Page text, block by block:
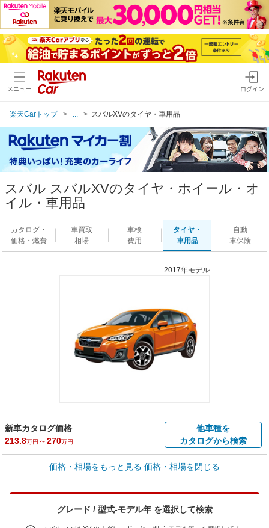
メニュー ログイン
楽天Carトップ スバルXVのタイヤ・車用品
スバル スバルXVのタイヤ・ホイール・オ
イル・車用品
カタログ・
価格・燃費
車買取
相場
車検
費用
タイヤ・
車用品
自動
車保険
2017年モデル
新車カタログ価格
213.8万円 ～270万円
他車種を
カタログから検索
車買取価格 *
車買取相場
全国平均の車検価格 *
楽天Car車検で
価格・相場をもっと見る 価格・相場を閉じる
グレード / 型式-モデル年 を選択して検索